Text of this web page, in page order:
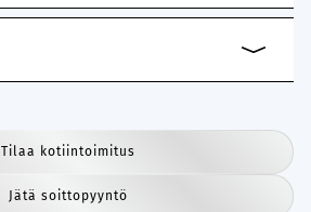
Tilaa kotiintoimitus
Jätä soittopyyntö